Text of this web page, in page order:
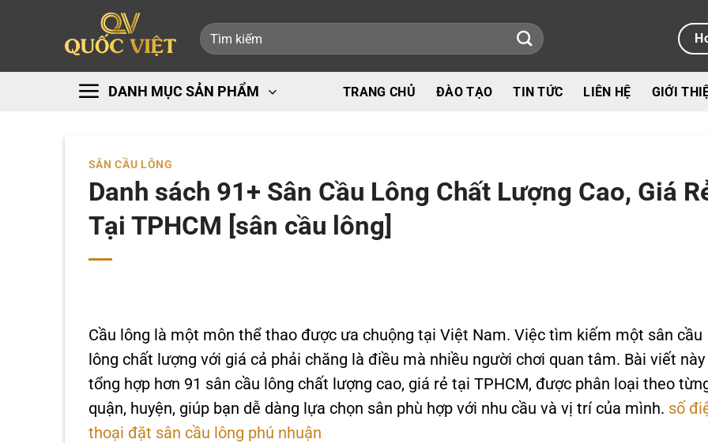
Tìm
kiếm:
DANH MỤC SẢN PHẨM TRANG CHỦ ĐÀO TẠO TIN TỨC LIÊN HỆ GIỚI
SÂN CẦU LÔNG
Danh sách 91+ Sân Cầu Lông Chất Lượng Cao, Giá
Tại TPHCM [sân cầu lông]
Cầu lông là một môn thể thao được ưa chuộng tại Việt Nam. Việc tìm kiếm một sân cầu
lông chất lượng với giá cả phải chăng là điều mà nhiều người chơi quan tâm. Bài viết này
tổng hợp hơn 91 sân cầu lông chất lượng cao, giá rẻ tại TPHCM, được phân loại theo
quận, huyện, giúp bạn dễ dàng lựa chọn sân phù hợp với nhu cầu và vị trí của mình. số
thoại đặt sân cầu lông phú nhuận